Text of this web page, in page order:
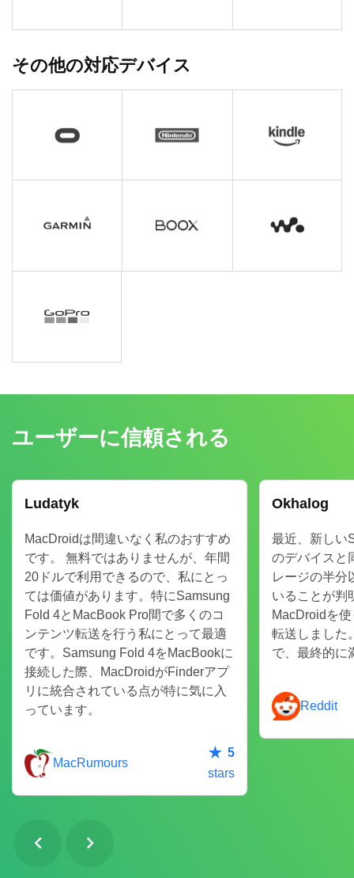
その他の対応デバイス
ユーザーに信頼される
Ludatyk
MacDroidは間違いなく私のおすすめ
です。 無料ではありませんが、年間
20ドルで利用できるので、私にとっ
ては価値があります。特にSamsung
Fold 4とMacBook Pro間で多くのコ
ンテンツ転送を行う私にとって最適
です。Samsung Fold 4をMacBookに
接続した際、MacDroidがFinderアプ
リに統合されている点が特に気に入
っています。
MacRumours
5
stars
Okhalog
最近、新しい
のデバイスと
レージの半分
いることが判
MacDroidを
転送しました
で、最終的に
Reddit